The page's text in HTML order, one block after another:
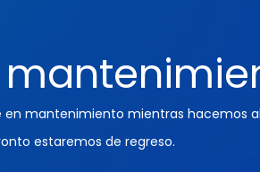
mantenimiento mientras hacemos
estaremos de regreso.